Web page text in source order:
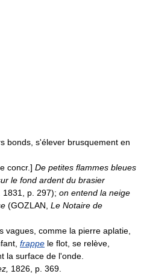
bonds, s'élever brusquement en
concr.] De petites flammes bleues
le fond ardent du brasier
1831, p. 297); on entend la neige
(GOZLAN, Le Notaire de
vagues, comme la pierre aplatie,
frappe le flot, se relève,
la surface de l'onde.
1826, p. 369.